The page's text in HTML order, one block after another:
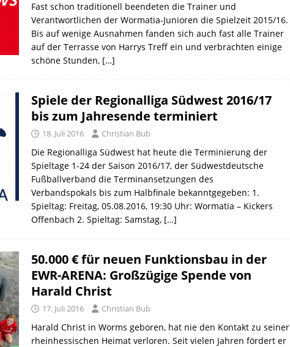
Fast schon traditionell beendeten die Trainer und
Verantwortlichen der Wormatia-Junioren die Spielzeit 2015/16.
Bis auf wenige Ausnahmen fanden sich auch fast alle Trainer
auf der Terrasse von Harrys Treff ein und verbrachten einige
schöne Stunden, […]
Spiele der Regionalliga Südwest 2016/17
bis zum Jahresende terminiert
18. Juli 2016 Christian Bub
Die Regionalliga Südwest hat heute die Terminierung der
Spieltage 1-24 der Saison 2016/17, der Südwestdeutsche
Fußballverband die Terminansetzungen des
Verbandspokals bis zum Halbfinale bekanntgegeben: 1.
Spieltag: Freitag, 05.08.2016, 19:30 Uhr: Wormatia – Kickers
Offenbach 2. Spieltag: Samstag, […]
50.000 € für neuen Funktionsbau in der
EWR-ARENA: Großzügige Spende von
Harald Christ
17. Juli 2016 Christian Bub
Harald Christ in Worms geboren, hat nie den Kontakt zu seiner
rheinhessischen Heimat verloren. Seit vielen Jahren fördert er